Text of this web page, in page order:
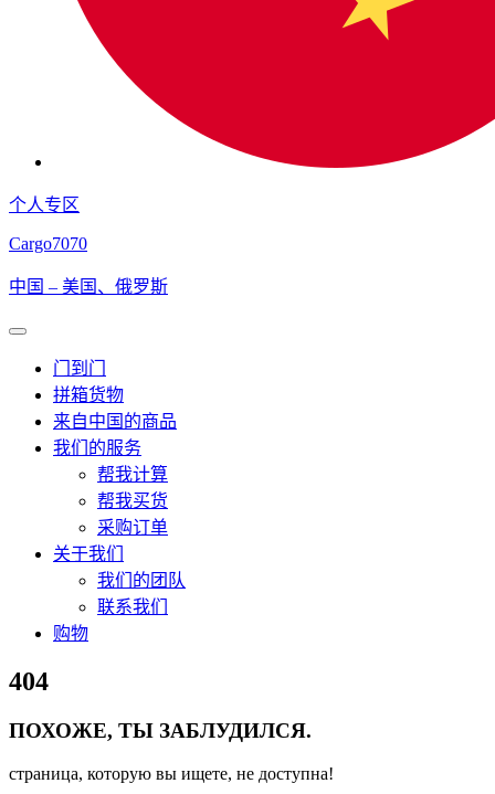
个人专区
Cargo7070
中国 – 美国、俄罗斯
Open
门到门
拼箱货物
来自中国的商品
我们的服务
帮我计算
帮我买货
采购订单
关于我们
我们的团队
联系我们
购物
Close
Menu
404
ПОХОЖЕ, ТЫ ЗАБЛУДИЛСЯ.
страница, которую вы ищете, не доступна!